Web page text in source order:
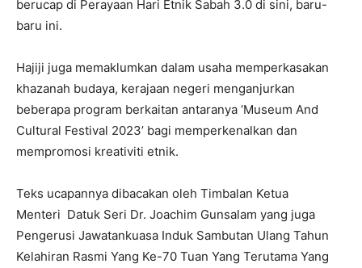
berucap di Perayaan Hari Etnik Sabah 3.0 di sini, baru-
baru ini.
Hajiji juga memaklumkan dalam usaha memperkasakan
khazanah budaya, kerajaan negeri menganjurkan
beberapa program berkaitan antaranya ‘Museum And
Cultural Festival 2023’ bagi memperkenalkan dan
mempromosi kreativiti etnik.
Teks ucapannya dibacakan oleh Timbalan Ketua
Menteri Datuk Seri Dr. Joachim Gunsalam yang juga
Pengerusi Jawatankuasa Induk Sambutan Ulang Tahun
Kelahiran Rasmi Yang Ke-70 Tuan Yang Terutama Yang